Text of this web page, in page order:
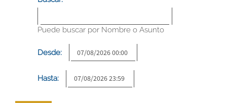
Puede buscar por Nombre o Asunto
Desde:
Hasta: